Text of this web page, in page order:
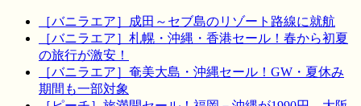
［バニラエア］成田～セブ島のリゾート路線に就航
［バニラエア］札幌・沖縄・香港セール！春から初夏
の旅行が激安！
［バニラエア］奄美大島・沖縄セール！GW・夏休み
期間も一部対象